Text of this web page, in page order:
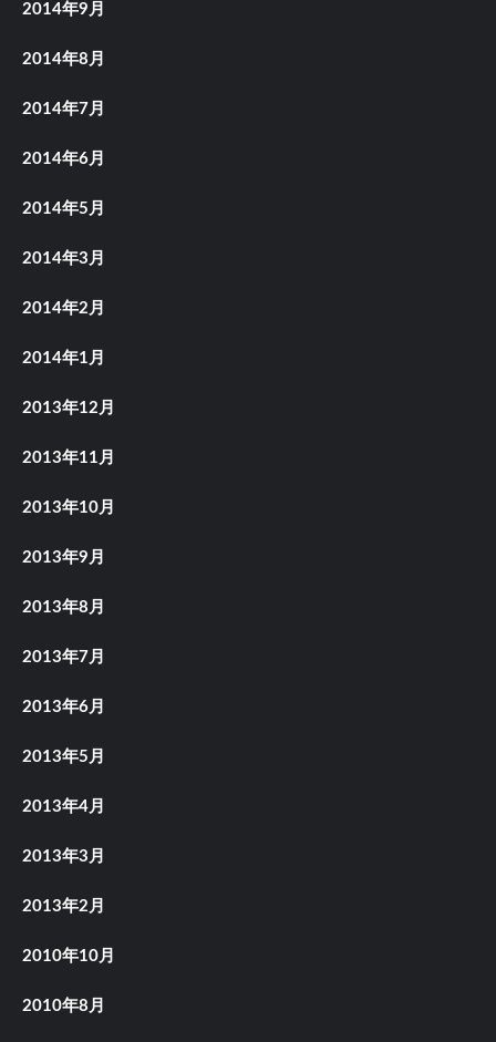
2014年9月
2014年8月
2014年7月
2014年6月
2014年5月
2014年3月
2014年2月
2014年1月
2013年12月
2013年11月
2013年10月
2013年9月
2013年8月
2013年7月
2013年6月
2013年5月
2013年4月
2013年3月
2013年2月
2010年10月
2010年8月